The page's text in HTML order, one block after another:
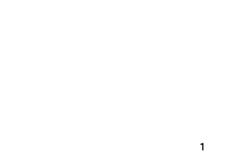
1